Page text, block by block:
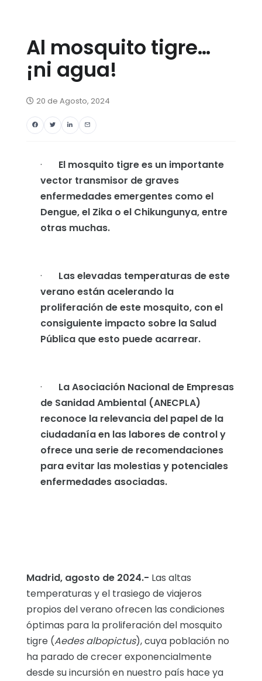
Al mosquito tigre…
¡ni agua!
20 de Agosto, 2024
· El mosquito tigre es un importante
vector transmisor de graves
enfermedades emergentes como el
Dengue, el Zika o el Chikungunya, entre
otras muchas.
· Las elevadas temperaturas de este
verano están acelerando la
proliferación de este mosquito, con el
consiguiente impacto sobre la Salud
Pública que esto puede acarrear.
· La Asociación Nacional de Empresas
de Sanidad Ambiental (ANECPLA)
reconoce la relevancia del papel de la
ciudadanía en las labores de control y
ofrece una serie de recomendaciones
para evitar las molestias y potenciales
enfermedades asociadas.
Madrid, agosto de 2024.- Las altas
temperaturas y el trasiego de viajeros
propios del verano ofrecen las condiciones
óptimas para la proliferación del mosquito
tigre (Aedes albopictus), cuya población no
ha parado de crecer exponencialmente
desde su incursión en nuestro país hace ya